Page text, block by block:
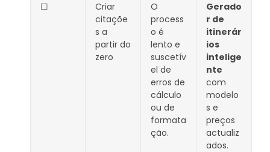
☐
Criar
citaçõe
s a
partir do
zero
O
process
o é
lento e
suscetív
el de
erros de
cálculo
ou de
formata
ção.
Gerado
r de
itinerár
ios
intelige
nte
com
modelo
s e
preços
actualiz
ados.